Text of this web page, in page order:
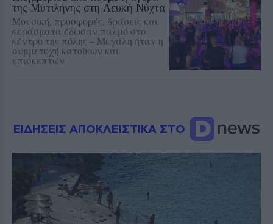
της Μυτιλήνης στη Λευκή Νύχτα
Μουσική, προσφορές, δράσεις και
κεράσματα έδωσαν παλμό στο
κέντρο της πόλης – Μεγάλη ήταν η
συμμετοχή κατοίκων και
επισκεπτών
ΕΙΔΗΣΕΙΣ ΑΠΟΚΛΕΙΣΤΙΚΑ ΣΤΟ